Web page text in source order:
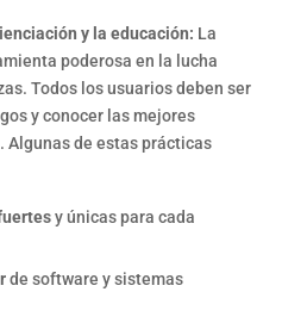
y la educación: La
poderosa en la lucha
Todos los usuarios deben ser
y conocer las mejores
Algunas de estas prácticas
y únicas para cada
de software y sistemas